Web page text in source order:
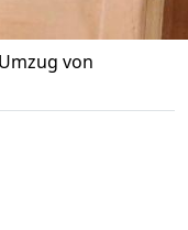
Umzug von